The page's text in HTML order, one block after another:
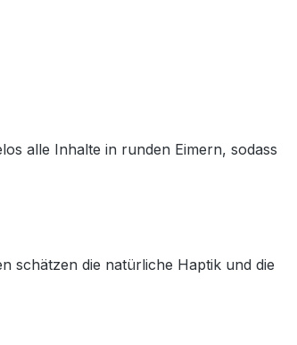
alle Inhalte in runden Eimern, sodass
schätzen die natürliche Haptik und die